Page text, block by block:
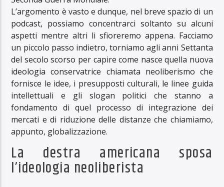
L’argomento è vasto e dunque, nel breve spazio di un
podcast, possiamo concentrarci soltanto su alcuni
aspetti mentre altri li sfioreremo appena. Facciamo
un piccolo passo indietro, torniamo agli anni Settanta
del secolo scorso per capire come nasce quella nuova
ideologia conservatrice chiamata neoliberismo che
fornisce le idee, i presupposti culturali, le linee guida
intellettuali e gli slogan politici che stanno a
fondamento di quel processo di integrazione dei
mercati e di riduzione delle distanze che chiamiamo,
appunto, globalizzazione.
La destra americana sposa
l’ideologia neoliberista